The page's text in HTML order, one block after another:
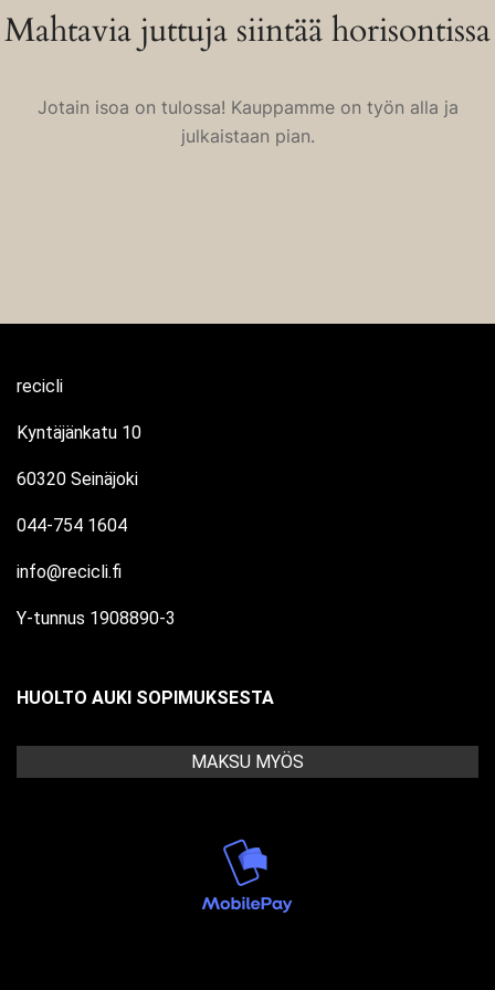
Mahtavia juttuja siintää horisontissa
Jotain isoa on tulossa! Kauppamme on työn alla ja
julkaistaan pian.
recicli
Kyntäjänkatu 10
60320 Seinäjoki
044-754 1604
info@recicli.fi
Y-tunnus 1908890-3
HUOLTO AUKI SOPIMUKSESTA
MAKSU MYÖS